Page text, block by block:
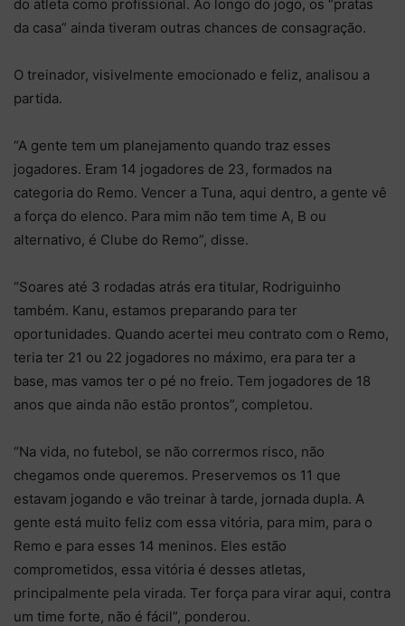
do atleta como profissional. Ao longo do jogo, os “pratas
da casa” ainda tiveram outras chances de consagração.
O treinador, visivelmente emocionado e feliz, analisou a
partida.
“A gente tem um planejamento quando traz esses
jogadores. Eram 14 jogadores de 23, formados na
categoria do Remo. Vencer a Tuna, aqui dentro, a gente vê
a força do elenco. Para mim não tem time A, B ou
alternativo, é Clube do Remo”, disse.
“Soares até 3 rodadas atrás era titular, Rodriguinho
também. Kanu, estamos preparando para ter
oportunidades. Quando acertei meu contrato com o Remo,
teria ter 21 ou 22 jogadores no máximo, era para ter a
base, mas vamos ter o pé no freio. Tem jogadores de 18
anos que ainda não estão prontos”, completou.
“Na vida, no futebol, se não corrermos risco, não
chegamos onde queremos. Preservemos os 11 que
estavam jogando e vão treinar à tarde, jornada dupla. A
gente está muito feliz com essa vitória, para mim, para o
Remo e para esses 14 meninos. Eles estão
comprometidos, essa vitória é desses atletas,
principalmente pela virada. Ter força para virar aqui, contra
um time forte, não é fácil”, ponderou.